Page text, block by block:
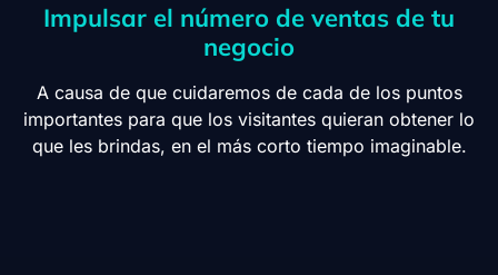
Impulsar el número de ventas de tu
negocio
A causa de que cuidaremos de cada de los puntos
importantes para que los visitantes quieran obtener lo
que les brindas, en el más corto tiempo imaginable.